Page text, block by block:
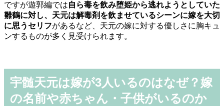
ですが遊郭編では自ら毒を飲み堕姫から逃れようとしていた
雛鶴に対し、天元は解毒剤を飲ませているシーンに嫁を大切
に思うセリフがあるなど、天元の嫁に対する優しさに胸キュ
ンするものが多く見受けられます。
宇髄天元は嫁が3人いるのはなぜ？嫁
の名前や赤ちゃん・子供がいるのか